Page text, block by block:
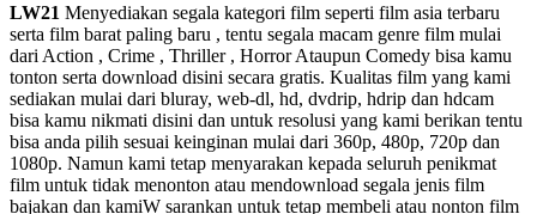
LW21 Menyediakan segala kategori film seperti film asia terbaru
serta film barat paling baru , tentu segala macam genre film mulai
dari Action , Crime , Thriller , Horror Ataupun Comedy bisa kamu
tonton serta download disini secara gratis. Kualitas film yang kami
sediakan mulai dari bluray, web-dl, hd, dvdrip, hdrip dan hdcam
bisa kamu nikmati disini dan untuk resolusi yang kami berikan tentu
bisa anda pilih sesuai keinginan mulai dari 360p, 480p, 720p dan
1080p. Namun kami tetap menyarakan kepada seluruh penikmat
film untuk tidak menonton atau mendownload segala jenis film
bajakan dan kamiW sarankan untuk tetap membeli atau nonton film